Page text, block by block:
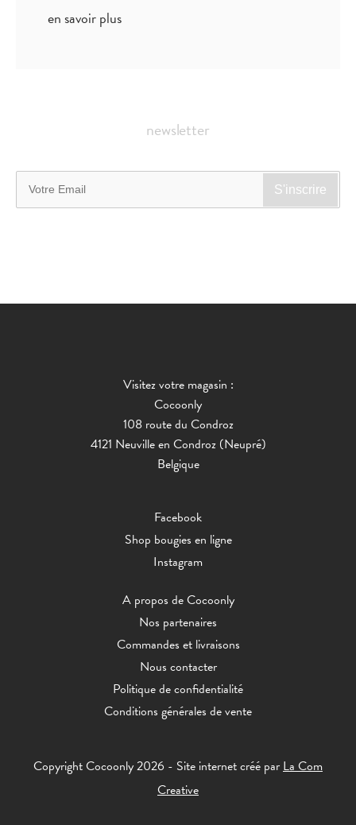
en savoir plus
newsletter
Visitez votre magasin :
Cocoonly
108 route du Condroz
4121 Neuville en Condroz (Neupré)
Belgique
Facebook
Shop bougies en ligne
Instagram
A propos de Cocoonly
Nos partenaires
Commandes et livraisons
Nous contacter
Politique de confidentialité
Conditions générales de vente
Copyright Cocoonly 2026 - Site internet créé parLa Com
Creative